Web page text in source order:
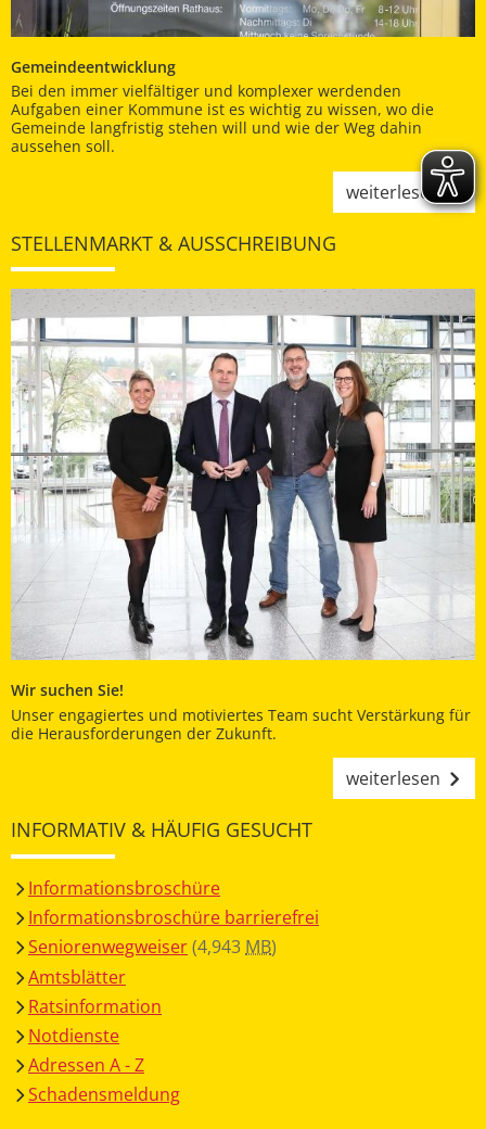
Gemeindeentwicklung
Bei den immer vielfältiger und komplexer werdenden
Aufgaben einer Kommune ist es wichtig zu wissen, wo die
Gemeinde langfristig stehen will und wie der Weg dahin
aussehen soll.
weiterlesen
STELLENMARKT & AUSSCHREIBUNG
Wir suchen Sie!
Unser engagiertes und motiviertes Team sucht Verstärkung für
die Herausforderungen der Zukunft.
weiterlesen
INFORMATIV & HÄUFIG GESUCHT
Informationsbroschüre
Informationsbroschüre barrierefrei
Seniorenwegweiser(4,943MB)
Amtsblätter
Ratsinformation
Notdienste
Adressen A - Z
Schadensmeldung